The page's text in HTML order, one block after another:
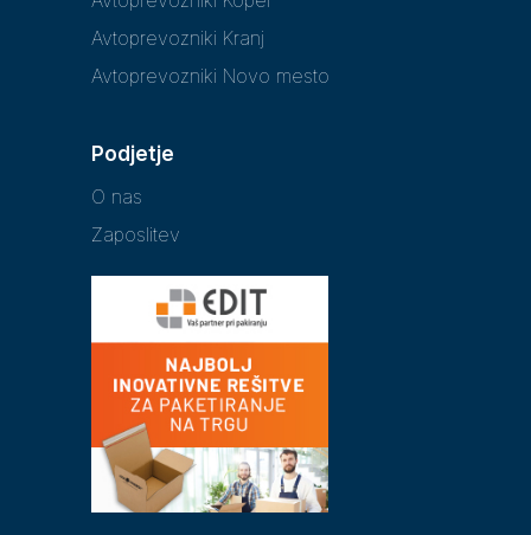
Avtoprevozniki Kranj
Avtoprevozniki Novo mesto
Podjetje
O nas
Zaposlitev